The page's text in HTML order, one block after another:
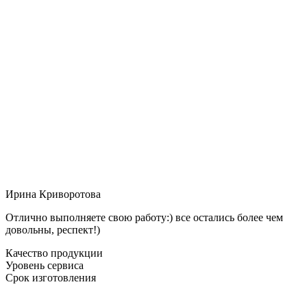
Ирина Криворотова
Отлично выполняете свою работу:) все остались более чем
довольны, респект!)
Качество продукции
Уровень сервиса
Срок изготовления